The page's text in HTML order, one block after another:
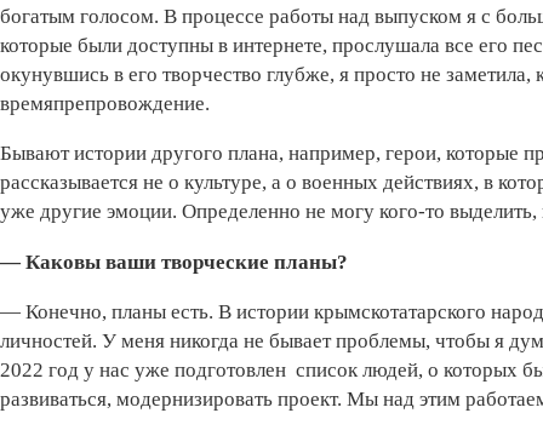
богатым голосом. В процессе работы над выпуском я с
которые были доступны в интернете, прослушала все его
окунувшись в его творчество глубже, я просто не
времяпрепровождение.
Бывают истории другого плана, например, герои, которые
рассказывается не о культуре, а о военных действиях, в
уже другие эмоции. Определенно не могу кого-то
— Каковы ваши творческие планы?
— Конечно, планы есть. В истории крымскотатарского
личностей. У меня никогда не бывает проблемы, чтобы я
2022 год у нас уже подготовлен список людей, о которых
развиваться, модернизировать проект. Мы над этим